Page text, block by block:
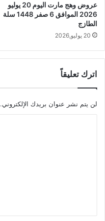
عروض وهج مارت اليوم 20 يوليو
2026 الموافق 6 صفر 1448 سلة
الطازج
20 يوليو,2026
اترك تعليقاً
لن يتم نشر عنوان بريدك الإلكتروني.